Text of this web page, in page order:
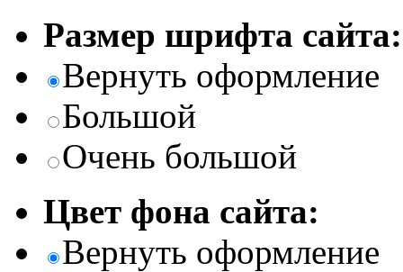
Размер шрифта сайта:
Вернуть оформление
Большой
Очень большой
Цвет фона сайта:
Вернуть оформление